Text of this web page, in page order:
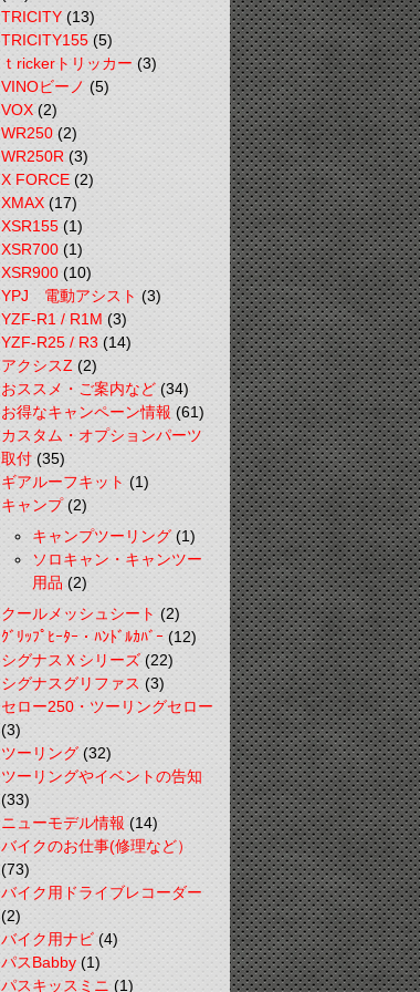
TRICITY(13)
TRICITY155(5)
ｔrickerトリッカー(3)
VINOビーノ(5)
VOX(2)
WR250(2)
WR250R(3)
X FORCE(2)
XMAX(17)
XSR155(1)
XSR700(1)
XSR900(10)
YPJ 電動アシスト(3)
YZF-R1 / R1M(3)
YZF-R25 / R3(14)
アクシスZ(2)
おススメ・ご案内など(34)
お得なキャンペーン情報(61)
カスタム・オプションパーツ
取付(35)
ギアルーフキット(1)
キャンプ(2)
キャンプツーリング(1)
ソロキャン・キャンツー
用品(2)
クールメッシュシート(2)
ｸﾞﾘｯﾌﾟﾋｰﾀｰ・ﾊﾝﾄﾞﾙｶﾊﾞｰ(12)
シグナスＸシリーズ(22)
シグナスグリファス(3)
セロー250・ツーリングセロー
(3)
ツーリング(32)
ツーリングやイベントの告知
(33)
ニューモデル情報(14)
バイクのお仕事(修理など）
(73)
バイク用ドライブレコーダー
(2)
バイク用ナビ(4)
パスBabby(1)
パスキッスミニ(1)